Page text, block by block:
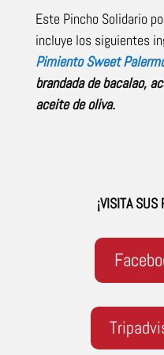
Este Pincho Solidario
incluye los siguientes
Pimiento Sweet
brandada de bacalao,
aceite de oliva.
¡VISITA